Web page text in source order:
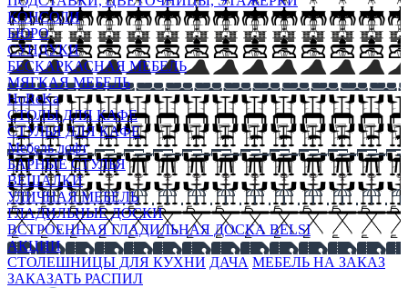
КОНСОЛИ
БЮРО
СУНДУКИ
БЕСКАРКАСНАЯ МЕБЕЛЬ
МЯГКАЯ МЕБЕЛЬ
HoReKa
СТОЛЫ ДЛЯ КАФЕ
СТУЛЬЯ ДЛЯ КАФЕ
Мебель лофт
БАРНЫЕ СТУЛЬЯ
ВЕШАЛКИ
УЛИЧНАЯ МЕБЕЛЬ
ГЛАДИЛЬНЫЕ ДОСКИ
ВСТРОЕННАЯ ГЛАДИЛЬНАЯ ДОСКА BELSI
АКЦИИ
СТОЛЕШНИЦЫ ДЛЯ КУХНИ ДАЧА МЕБЕЛЬ НА ЗАКАЗ
ЗАКАЗАТЬ РАСПИЛ